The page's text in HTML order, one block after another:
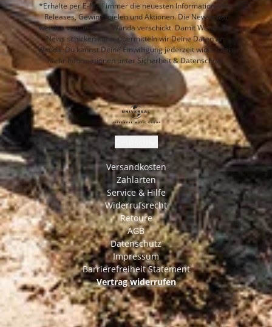
*Erhalte per E-Mail immer die neuesten Informationen zu
Releases, Gewinnspielen und Aktionen. Die Newsletter
werden von uns oder Wanda verschickt. Damit Wanda Dir
News schicken kann, übermitteln wir Deine Daten an:
Wanda. Du kannst Deine Einwilligung jederzeit widerrufen.
Mehr Informationen unterSicherheit & Datenschutz.
Deutsch
Versandkosten
Zahlarten
Service & Hilfe
Widerrufsrecht
Retoure
AGB
Datenschutz
Impressum
Barrierefreiheit Statement
Vertrag widerrufen